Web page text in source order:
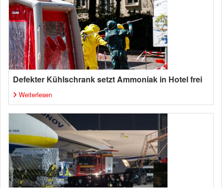
Defekter Kühlschrank setzt Ammoniak in Hotel frei
Weiterlesen